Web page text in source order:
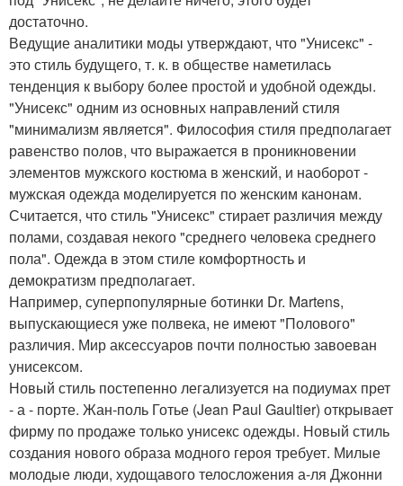
достаточно.
Ведущие аналитики моды утверждают, что "Унисекс" -
это стиль будущего, т. к. в обществе наметилась
тенденция к выбору более простой и удобной одежды.
"Унисекс" одним из основных направлений стиля
"минимализм является". Философия стиля предполагает
равенство полов, что выражается в проникновении
элементов мужского костюма в женский, и наоборот -
мужская одежда моделируется по женским канонам.
Считается, что стиль "Унисекс" стирает различия между
полами, создавая некого "среднего человека среднего
пола". Одежда в этом стиле комфортность и
демократизм предполагает.
Например, суперпопулярные ботинки Dr. Martens,
выпускающиеся уже полвека, не имеют "Полового"
различия. Мир аксессуаров почти полностью завоеван
унисексом.
Новый стиль постепенно легализуется на подиумах прет
- а - порте. Жан-поль Готье (Jean Paul Gaultier) открывает
фирму по продаже только унисекс одежды. Новый стиль
создания нового образа модного героя требует. Милые
молодые люди, худощавого телосложения а-ля Джонни